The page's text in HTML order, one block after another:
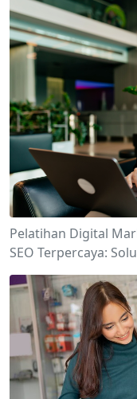
Pelatihan Digital
SEO Terpercaya: